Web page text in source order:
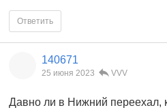
Ответить
140671
25 июня 2023 VVV
Давно ли в Нижний переехал,